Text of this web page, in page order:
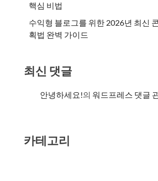
핵심 비법
수익형 블로그를 위한 2026년 최신
획법 완벽 가이드
최신 댓글
안녕하세요!의워드프레스 댓글
카테고리